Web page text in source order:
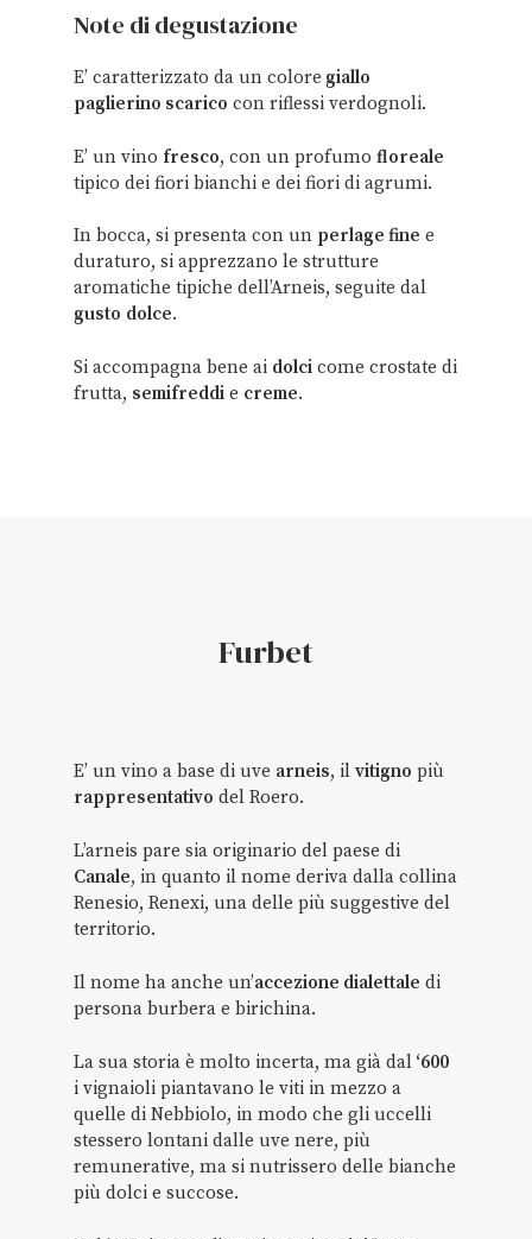
Note di degustazione
E’ caratterizzato da un colore giallo
paglierino scarico con riflessi verdognoli.
E’ un vino fresco, con un profumofloreale
tipico dei fiori bianchi e dei fiori di agrumi.
In bocca, si presenta con un perlage fine e
duraturo, si apprezzano le strutture
aromatiche tipiche dell’Arneis, seguite dal
gusto dolce.
Si accompagna bene ai dolci come crostate di
frutta, semifreddi e creme.
Furbet
E’ un vino a base di uve arneis, ilvitigno più
rappresentativo del Roero.
L’arneis pare sia originario del paese di
Canale, in quanto il nome deriva dalla collina
Renesio, Renexi, una delle più suggestive del
territorio.
Il nome ha anche un’accezione dialettale di
persona burbera e birichina.
La sua storia è molto incerta, ma già dal ‘600
i vignaioli piantavano le viti in mezzo a
quelle di Nebbiolo, in modo che gli uccelli
stessero lontani dalle uve nere, più
remunerative, ma si nutrissero delle bianche
più dolci e succose.